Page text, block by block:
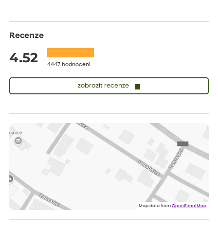
Recenze
4.52 4447 hodnocení
zobrazit recenze
vše v naprostém pořádku
ověřený nákup dnes
Jana
Flos je nejlepší &#129321;
Map data fromOpenStreetMap